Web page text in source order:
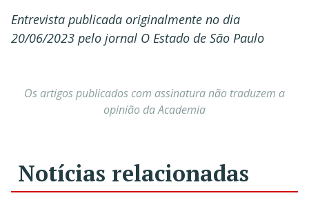
Entrevista publicada originalmente no dia
20/06/2023 pelo jornal O Estado de São Paulo
Os artigos publicados com assinatura não traduzem a
opinião da Academia
Notícias relacionadas